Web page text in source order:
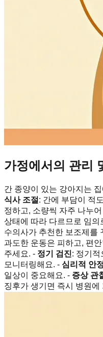
가정에서의 관리
간 종양이 있는 강아지는
식사 조절 : 간에 부담이 적
정하고, 소량씩 자주 나누
상태에 따라 다르므로 임의
수의사가 추천한 보조제를
과도한 운동은 피하고, 편
주세요. - 정기 검진: 정기적
모니터링해요. - 심리적 안
일상이 중요해요. - 증상 관
징후가 생기면 즉시 병원에